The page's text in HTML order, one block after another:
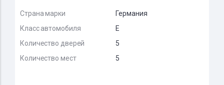
Страна марки
Германия
Класс автомобиля
E
Количество дверей
5
Количество мест
5